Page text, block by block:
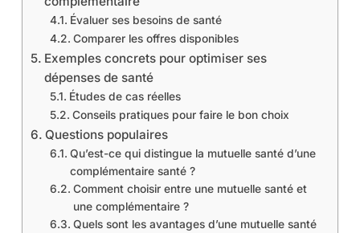
Évaluer ses besoins de santé
Comparer les offres disponibles
Exemples concrets pour optimiser ses
dépenses de santé
Études de cas réelles
Conseils pratiques pour faire le bon choix
Questions populaires
Qu’est-ce qui distingue la mutuelle santé d’une
complémentaire santé ?
Comment choisir entre une mutuelle santé et
une complémentaire ?
Quels sont les avantages d’une mutuelle santé